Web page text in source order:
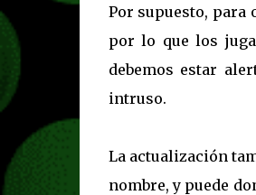
Por supuesto, para
por lo que los
debemos estar
intruso.
La actualización
nombre, y puede